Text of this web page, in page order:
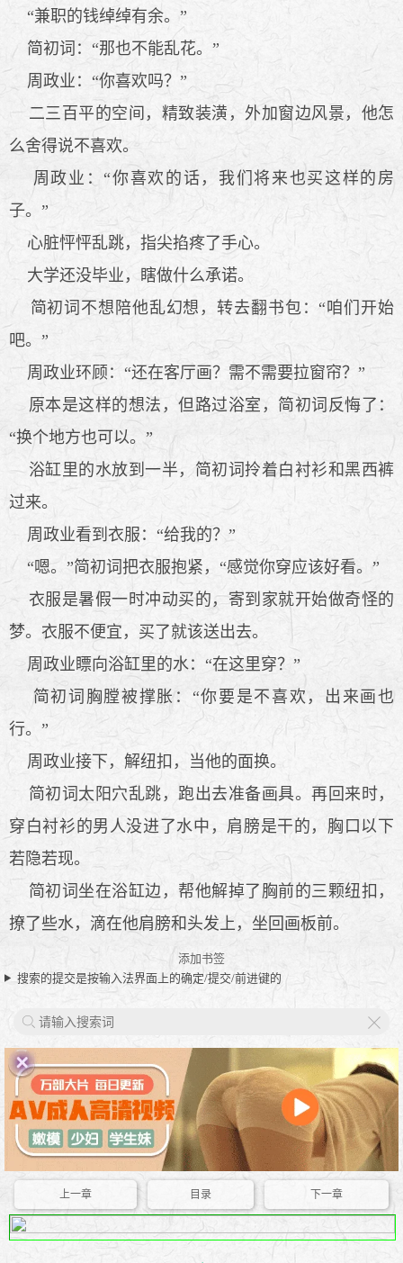
“兼职的钱绰绰有余。”
简初词：“那也不能乱花。”
周政业：“你喜欢吗？”
二三百平的空间，精致装潢，外加窗边风景，他怎
么舍得说不喜欢。
周政业：“你喜欢的话，我们将来也买这样的房
子。”
心脏怦怦乱跳，指尖掐疼了手心。
大学还没毕业，瞎做什么承诺。
简初词不想陪他乱幻想，转去翻书包：“咱们开始
吧。”
周政业环顾：“还在客厅画？需不需要拉窗帘？”
原本是这样的想法，但路过浴室，简初词反悔了：
“换个地方也可以。”
浴缸里的水放到一半，简初词拎着白衬衫和黑西裤
过来。
周政业看到衣服：“给我的？”
“嗯。”简初词把衣服抱紧，“感觉你穿应该好看。”
衣服是暑假一时冲动买的，寄到家就开始做奇怪的
梦。衣服不便宜，买了就该送出去。
周政业瞟向浴缸里的水：“在这里穿？”
简初词胸膛被撑胀：“你要是不喜欢，出来画也
行。”
周政业接下，解纽扣，当他的面换。
简初词太阳穴乱跳，跑出去准备画具。再回来时，
穿白衬衫的男人没进了水中，肩膀是干的，胸口以下
若隐若现。
简初词坐在浴缸边，帮他解掉了胸前的三颗纽扣，
撩了些水，滴在他肩膀和头发上，坐回画板前。
添加书签
搜索的提交是按输入法界面上的确定/提交/前进键的
上一章 目录 下一章